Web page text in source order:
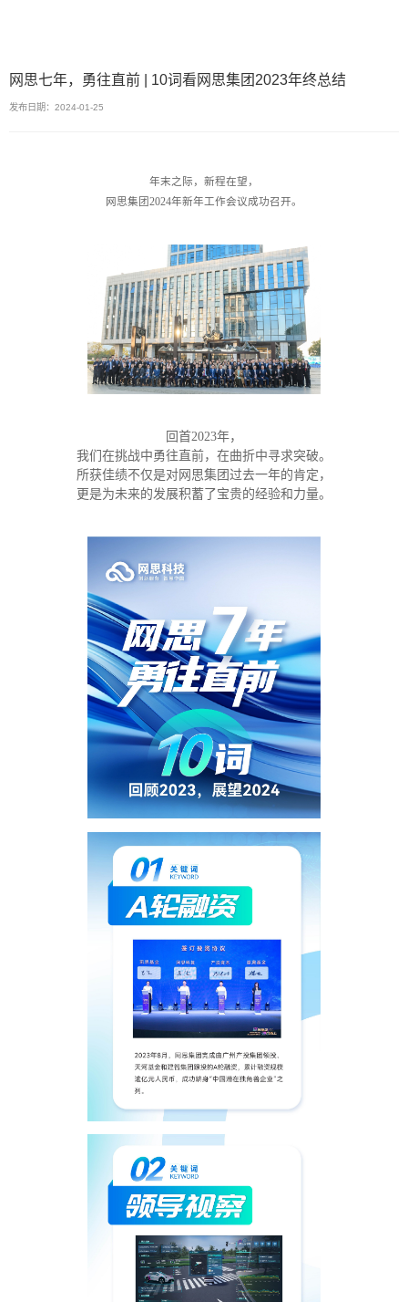
网思七年，勇往直前 | 10词看网思集团2023年终总结
发布日期：2024-01-25
年末之际，新程在望，
网思集团2024年新年工作会议成功召开。
回首2023年，
我们在挑战中勇往直前，在曲折中寻求突破。
所获佳绩不仅是对网思集团过去一年的肯定，
更是为未来的发展积蓄了宝贵的经验和力量。